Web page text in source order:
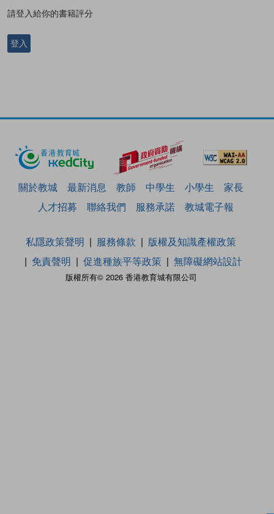
請登入給你的書籍評分
登入
關於教城 最新消息 教師 中學生 小學生
家長
人才招募
聯絡我們 服務承諾 教城電子報
版權所有© 2026 香港教育城有限公司
私隱政策聲明 服務條款
版權及知識產權政策
免責聲明
促進種族平等政策 無障礙網站設計